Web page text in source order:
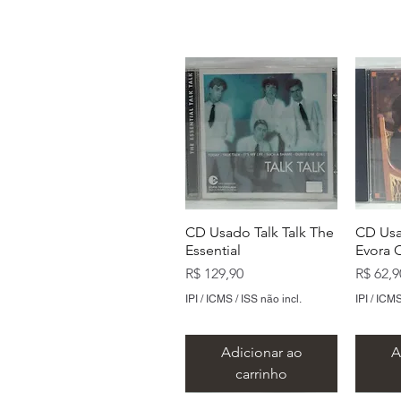
CD Usado Talk Talk The
Essential
Preço
R$ 129,90
IPI / ICMS / ISS não incl.
Adicionar ao
carrinho
CD
Evora
Preço
R$
IPI /